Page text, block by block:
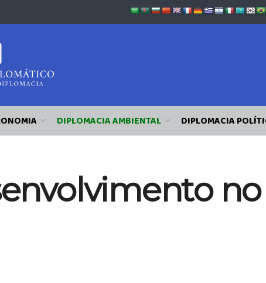
DIPLOMACIA AMBIENTAL DIPLOMACIA
no